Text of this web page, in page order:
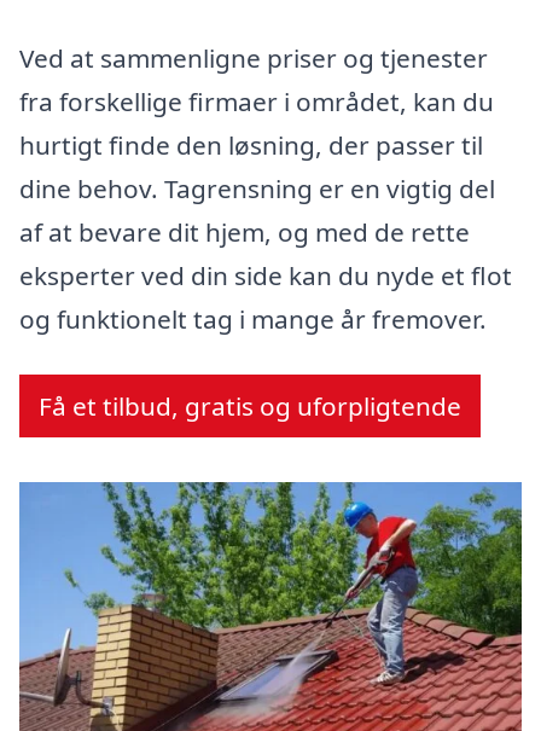
Ved at sammenligne priser og tjenester
fra forskellige firmaer i området, kan du
hurtigt finde den løsning, der passer til
dine behov. Tagrensning er en vigtig del
af at bevare dit hjem, og med de rette
eksperter ved din side kan du nyde et flot
og funktionelt tag i mange år fremover.
Få et tilbud, gratis og uforpligtende